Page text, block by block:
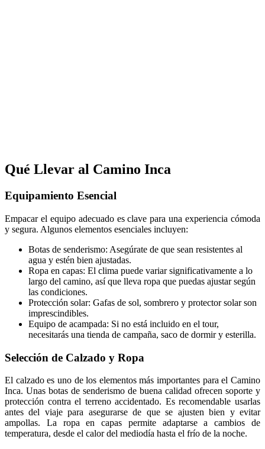
Qué Llevar al Camino Inca
Equipamiento Esencial
Empacar el equipo adecuado es clave para una experiencia cómoda
y segura. Algunos elementos esenciales incluyen:
Botas de senderismo: Asegúrate de que sean resistentes al
agua y estén bien ajustadas.
Ropa en capas: El clima puede variar significativamente a lo
largo del camino, así que lleva ropa que puedas ajustar según
las condiciones.
Protección solar: Gafas de sol, sombrero y protector solar son
imprescindibles.
Equipo de acampada: Si no está incluido en el tour,
necesitarás una tienda de campaña, saco de dormir y esterilla.
Selección de Calzado y Ropa
El calzado es uno de los elementos más importantes para el Camino
Inca. Unas botas de senderismo de buena calidad ofrecen soporte y
protección contra el terreno accidentado. Es recomendable usarlas
antes del viaje para asegurarse de que se ajusten bien y evitar
ampollas. La ropa en capas permite adaptarse a cambios de
temperatura, desde el calor del mediodía hasta el frío de la noche.